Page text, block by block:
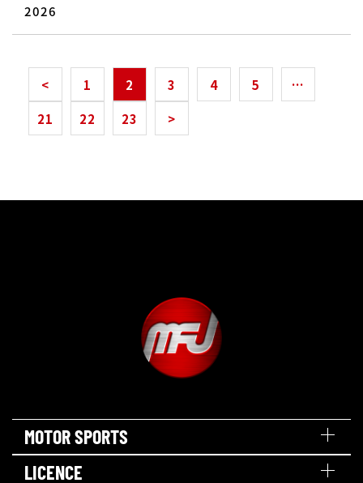
2026
< 1 2 3 4 5
…
21
22 23 >
MOTOR SPORTS
LICENCE